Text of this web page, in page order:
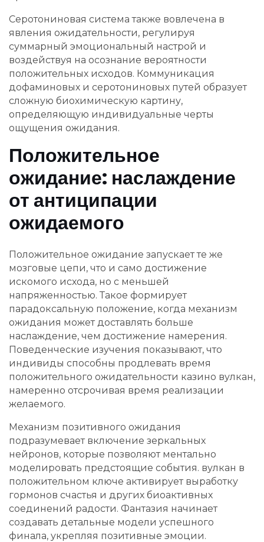
Серотониновая система также вовлечена в
явления ожидательности, регулируя
суммарный эмоциональный настрой и
воздействуя на осознание вероятности
положительных исходов. Коммуникация
дофаминовых и серотониновых путей образует
сложную биохимическую картину,
определяющую индивидуальные черты
ощущения ожидания.
Положительное
ожидание: наслаждение
от антиципации
ожидаемого
Положительное ожидание запускает те же
мозговые цепи, что и само достижение
искомого исхода, но с меньшей
напряженностью. Такое формирует
парадоксальную положение, когда механизм
ожидания может доставлять больше
наслаждение, чем достижение намерения.
Поведенческие изучения показывают, что
индивиды способны продлевать время
положительного ожидательности казино вулкан,
намеренно отсрочивая время реализации
желаемого.
Механизм позитивного ожидания
подразумевает включение зеркальных
нейронов, которые позволяют ментально
моделировать предстоящие события. вулкан в
положительном ключе активирует выработку
гормонов счастья и других биоактивных
соединений радости. Фантазия начинает
создавать детальные модели успешного
финала, укрепляя позитивные эмоции.